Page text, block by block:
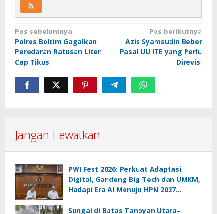
Navigasi
pos
Pos sebelumnya
Polres Boltim Gagalkan
Peredaran Ratusan Liter
Cap Tikus
Pos berikutnya
Azis Syamsudin Beber
Pasal UU ITE yang Perlu
Direvisi
Jangan Lewatkan
PWI Fest 2026: Perkuat Adaptasi
Digital, Gandeng Big Tech dan UMKM,
Hadapi Era AI Menuju HPN 2027
Sungai di Batas Tanoyan Utara–